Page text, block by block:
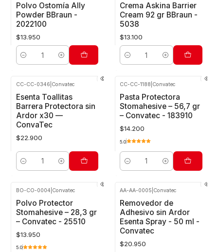
Polvo Ostomía Ally
Powder BBraun -
2022100
$13.950
Cantidad
Crema Askina Barrier
Cream 92 gr BBraun -
5038
$13.100
Cantidad
CC-CC-0346 Convatec
Esenta Toallitas
Barrera Protectora sin
Ardor x30 —
ConvaTec
$22.900
Cantidad
CC-CC-1188 Convatec
Pasta Protectora
Stomahesive – 56,7 gr
– Convatec - 183910
$14.200
5.0
Cantidad
BO-CO-0004 Convatec
Polvo Protector
Stomahesive – 28,3 gr
– Convatec - 25510
$13.950
5.0
AA-AA-0005 Convatec
Removedor de
Adhesivo sin Ardor
Esenta Spray - 50 ml -
Convatec
$20.950